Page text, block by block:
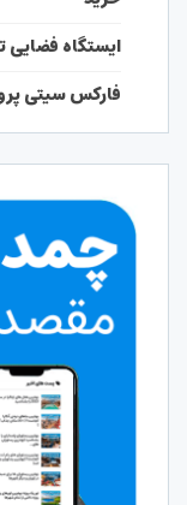
ایستگاه فضایی
فارکس سیتی